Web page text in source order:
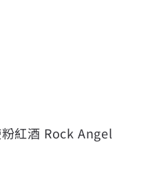
紅酒 Rock Angel